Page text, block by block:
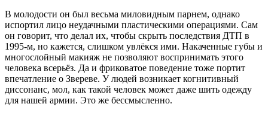
В молодости он был весьма миловидным парнем, однако
испортил лицо неудачными пластическими операциями. Сам
он говорит, что делал их, чтобы скрыть последствия ДТП в
1995-м, но кажется, слишком увлёкся ими. Накаченные губы и
многослойный макияж не позволяют воспринимать этого
человека всерьёз. Да и фриковатое поведение тоже портит
впечатление о Звереве. У людей возникает когнитивный
диссонанс, мол, как такой человек может даже шить одежду
для нашей армии. Это же бессмысленно.